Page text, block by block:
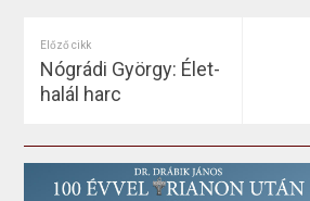
Előző cikk
Nógrádi György: Élet-
halál harc